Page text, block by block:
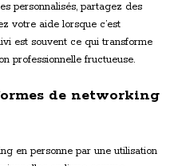
personnalisés, partagez des
votre aide lorsque c’est
est souvent ce qui transforme
professionnelle fructueuse.
de networking
en personne par une utilisation